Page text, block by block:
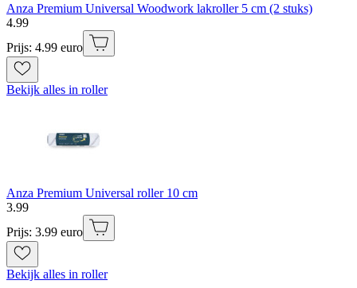
Anza Premium Universal Woodwork lakroller 5 cm (2 stuks)
4.99
Prijs: 4.99 euro
Bekijk alles in roller
Anza Premium Universal roller 10 cm
3.99
Prijs: 3.99 euro
Bekijk alles in roller